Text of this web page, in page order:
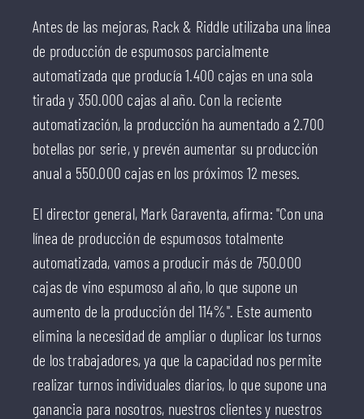
Antes de las mejoras, Rack & Riddle utilizaba una línea
de producción de espumosos parcialmente
automatizada que producía 1.400 cajas en una sola
tirada y 350.000 cajas al año. Con la reciente
automatización, la producción ha aumentado a 2.700
botellas por serie, y prevén aumentar su producción
anual a 550.000 cajas en los próximos 12 meses.
El director general, Mark Garaventa, afirma: "Con una
línea de producción de espumosos totalmente
automatizada, vamos a producir más de 750.000
cajas de vino espumoso al año, lo que supone un
aumento de la producción del 114%". Este aumento
elimina la necesidad de ampliar o duplicar los turnos
de los trabajadores, ya que la capacidad nos permite
realizar turnos individuales diarios, lo que supone una
ganancia para nosotros, nuestros clientes y nuestros